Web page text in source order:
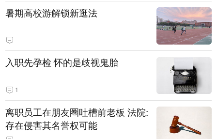
暑期高校游解锁新逛法
入职先孕检 怀的是歧视鬼胎
1
离职员工在朋友圈吐槽前老板 法院:
存在侵害其名誉权可能